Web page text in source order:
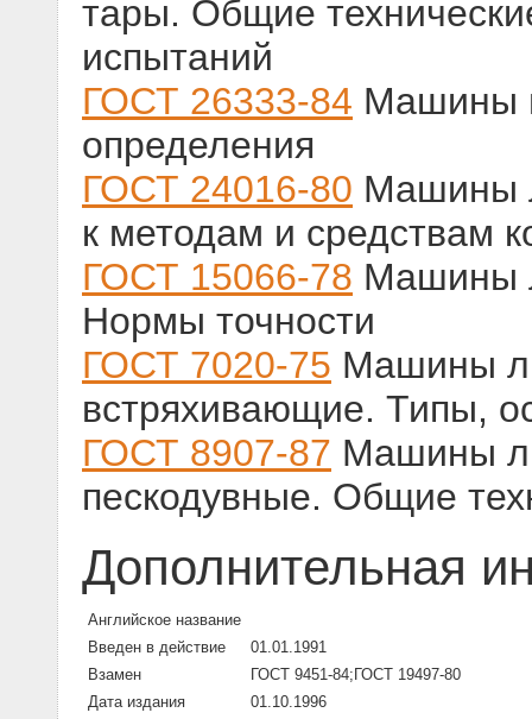
тары. Общие
испытаний
ГОСТ 26333-84 Машины
определения
ГОСТ 24016-80 Машины
к методам и средствам
ГОСТ 15066-78 Машины
Нормы точности
ГОСТ 7020-75 Машины
встряхивающие. Типы,
ГОСТ 8907-87 Машины
пескодувные. Общие
Дополнительная
Английское название
Введен в действие
01.01.1991
Взамен
ГОСТ 9451-84;ГОСТ 19497-80
Дата издания
01.10.1996